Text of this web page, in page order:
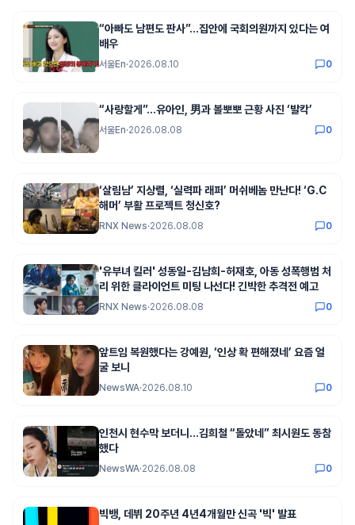
“아빠도 남편도 판사”…집안에 국회의원까지 있다는 여
배우
서울En·2026.08.10 0
“사랑할게”…유아인, 男과 볼뽀뽀 근황 사진 ‘발칵’
서울En·2026.08.08 0
‘살림남’ 지상렬, ‘실력파 래퍼’ 머쉬베놈 만난다! ‘G.C
해머’ 부활 프로젝트 청신호?
RNX News·2026.08.08 0
'유부녀 킬러' 성동일-김남희-허재호, 아동 성폭행범 처
리 위한 클라이언트 미팅 나선다! 긴박한 추격전 예고
RNX News·2026.08.08 0
앞트임 복원했다는 강예원, ‘인상 확 편해졌네’ 요즘 얼
굴 보니
NewsWA·2026.08.10 0
인천시 현수막 보더니…김희철 “돌았네” 최시원도 동참
했다
NewsWA·2026.08.08 0
빅뱅, 데뷔 20주년 4년4개월만 신곡 '빅' 발표